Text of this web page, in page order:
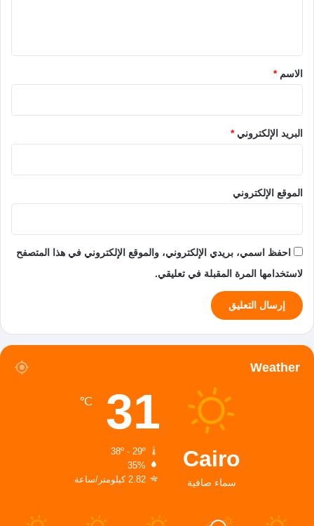
*الاسم*
البريد الإلكتروني*
الموقع الإلكتروني
احفظ اسمي، بريدي الإلكتروني، والموقع الإلكتروني في هذا المتصفح
لاستخدامها المرة المقبلة في تعليقي.
Weather
Cairo
سماء صافية
31
℃
38º - 29º
35%
2.82 كيلومتر/ساعة